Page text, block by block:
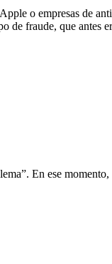
o empresas de
de fraude, que antes
En ese